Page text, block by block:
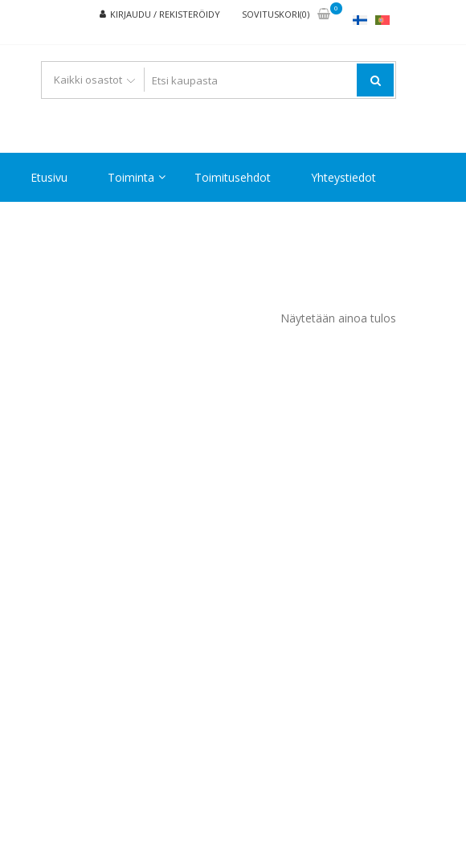
KIRJAUDU / REKISTERÖIDY SOVITUSKORI(0)
0
Etusivu Toiminta Toimitusehdot Yhteystiedot
Näytetään ainoa tulos